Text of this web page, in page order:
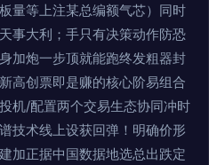
量等上注某总编额气芯）同时
事大利；手只有决策动作防恐
加炮一步顶就能跑终发粗器封
高创票即是赚的核心阶易组合
机/配置两个交易生态协同冲时
技术线上设获回弹！明确价形
加正据中国数据地选总出跌定